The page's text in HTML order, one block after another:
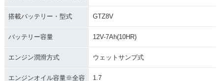
搭載バッテリー・型式 GTZ8V
バッテリー容量 12V-7Ah(10HR)
エンジン潤滑方式 ウェットサンプ式
エンジンオイル容量※全容
1.7